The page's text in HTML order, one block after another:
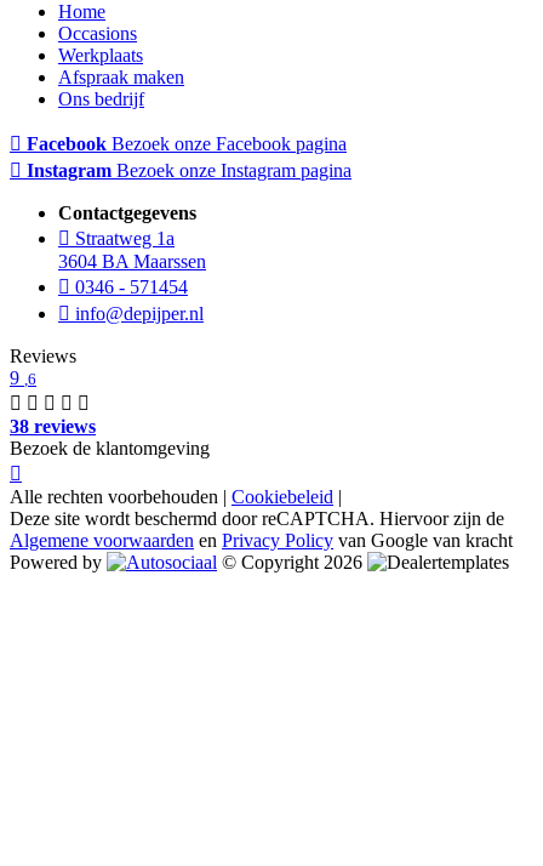
Home
Occasions
Werkplaats
Afspraak maken
Ons bedrijf
Facebook Bezoek onze Facebook pagina
Instagram Bezoek onze Instagram pagina
Contactgegevens
Straatweg 1a
3604 BA Maarssen
0346 - 571454
info@depijper.nl
Reviews
9 ,6
38 reviews
Bezoek de klantomgeving
Alle rechten voorbehouden | Cookiebeleid |
Deze site wordt beschermd door reCAPTCHA. Hiervoor zijn de
Algemene voorwaarden en Privacy Policy van Google van kracht
Powered by
© Copyright 2026